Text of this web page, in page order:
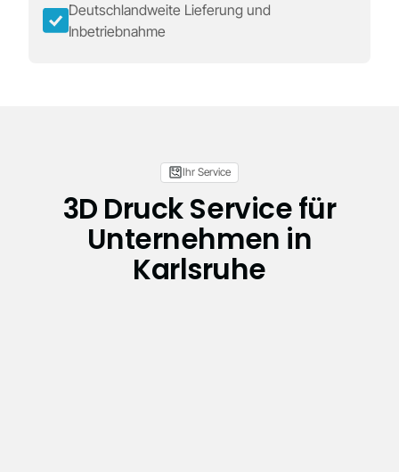
Deutschlandweite Lieferung und
Inbetriebnahme
Ihr Service
3D Druck Service für
Unternehmen in
Karlsruhe